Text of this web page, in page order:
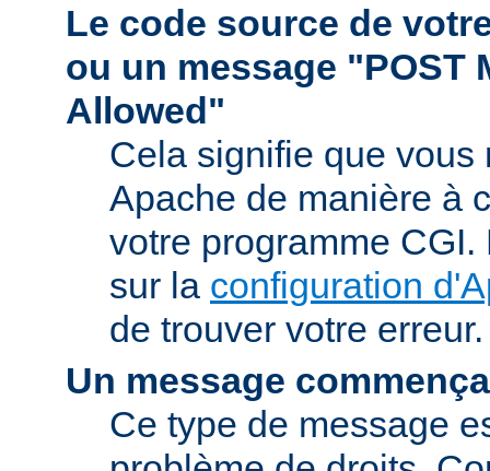
Le code source de
ou un message "POST
Allowed"
Cela signifie que vous
Apache de manière à
votre programme
sur la configuration
de trouver votre erreur.
Un message
Ce type de message